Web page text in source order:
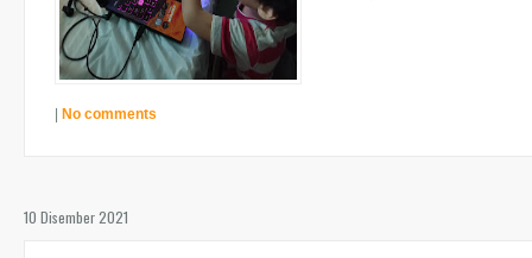
No comments
10 Disember 2021